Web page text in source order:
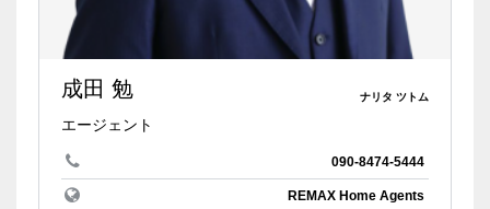
成田 勉 ナリタ ツトム
エージェント
090-8474-5444
REMAX Home Agents